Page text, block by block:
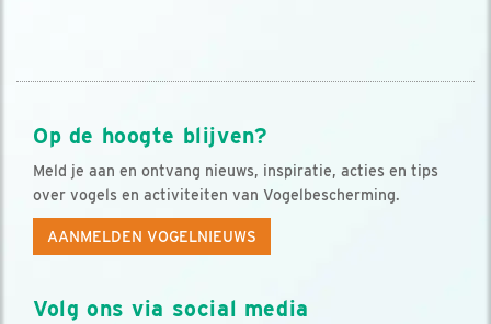
Op de hoogte blijven?
Meld je aan en ontvang nieuws, inspiratie, acties en tips
over vogels en activiteiten van Vogelbescherming.
AANMELDEN VOGELNIEUWS
Volg ons via social media